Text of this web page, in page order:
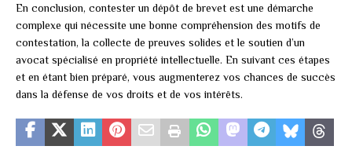
En conclusion, contester un dépôt de brevet est une démarche
complexe qui nécessite une bonne compréhension des motifs de
contestation, la collecte de preuves solides et le soutien d’un
avocat spécialisé en propriété intellectuelle. En suivant ces étapes
et en étant bien préparé, vous augmenterez vos chances de succès
dans la défense de vos droits et de vos intérêts.